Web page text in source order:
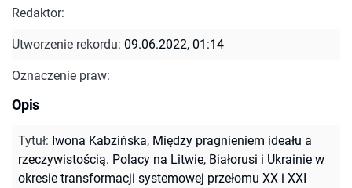
Redaktor:
Utworzenie rekordu: 09.06.2022, 01:14
Oznaczenie praw:
Opis
Tytuł: Iwona Kabzińska, Między pragnieniem ideału a
rzeczywistością. Polacy na Litwie, Białorusi i Ukrainie w
okresie transformacji systemowej przełomu XX i XXI